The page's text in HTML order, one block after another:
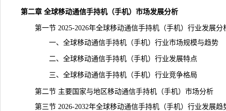
第二章 全球移动通信手持机（手机）市场发展分析
第一节 2025-2026年全球移动通信手持机（手机）行业发展分
一、全球移动通信手持机（手机）行业市场规模与趋势
二、全球移动通信手持机（手机）行业发展特点
三、全球移动通信手持机（手机）行业竞争格局
第二节 主要国家与地区移动通信手持机（手机）市场分析
第三节 2026-2032年全球移动通信手持机（手机）行业发展趋